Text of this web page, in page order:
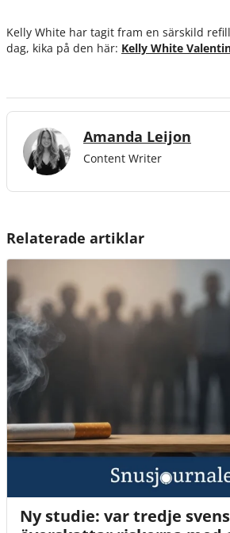
Kelly White har tagit fram en särskild
dag, kika på den här: Kelly White
Amanda Leijon
Content Writer
Relaterade artiklar
Ny studie: var tredje